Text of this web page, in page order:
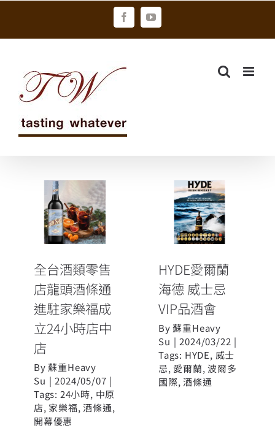
FacebookYouTube
全台酒類零售
店龍頭酒條通
進駐家樂福成
立24小時店中
店
全台酒類零售
店龍頭酒條通
進駐家樂福成
立24小時店中
店
By蘇重Heavy
Su | 2024/05/07 |
Tags: 24小時, 中原
店, 家樂福,酒條通,
開幕優惠
HYDE愛爾蘭海
德 威士忌 VIP
品酒會
HYDE愛爾蘭
海德 威士忌
VIP品酒會
By蘇重Heavy
Su | 2024/03/22 |
Tags: HYDE, 威士
忌, 愛爾蘭,波爾多
國際,酒條通